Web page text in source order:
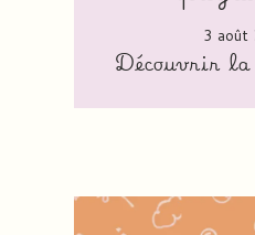
3 août
Découvrir la